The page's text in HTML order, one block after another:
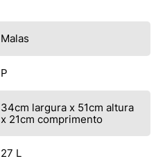
Malas
P
34cm largura x 51cm altura
x 21cm comprimento
27 L